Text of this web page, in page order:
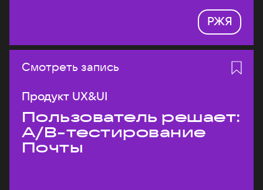
РЖЯ
Смотреть запись
Продукт UX&UI
Пользователь решает:
A/B-тестирование
Почты